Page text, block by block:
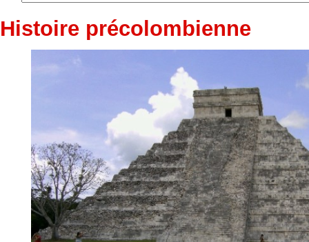
Histoire précolombienne